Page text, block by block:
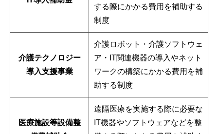
する際にかかる費用を補助する
制度
介護テクノロジー
導入支援事業
介護ロボット・介護ソフトウェ
ア・IT関連機器の導入やネット
ワークの構築にかかる費用を補
助する制度
医療施設等設備整
遠隔医療を実施する際に必要な
IT機器やソフトウェアなどを整